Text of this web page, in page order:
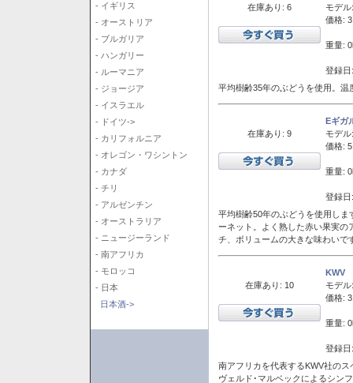
- イギリス
- オーストリア
- ブルガリア
- ハンガリー
- ルーマニア
- ジョージア
- イスラエル
- ドイツ->
- カリフォルニア
- オレゴン・ワシントン
- カナダ
- チリ
- アルゼンチン
- オーストラリア
- ニュージーランド
- 南アフリカ
- モロッコ
- 日本
日本酒->
在庫あり: 6
モデル:
価格:
重量:
登録
平均樹齢35年のぶどうを使用。
在庫あり: 9
Eギガ
モデル:
価格:
重量:
登録
平均樹齢50年のぶどうを使用し
ーネット。よく熟した赤い果実
チ、ボリュームの大きな味わいで
在庫あり: 10
KWV
モデル:
価格:
重量:
登録
南アフリカを代表するKWV社の
ヴェルド･マルベックによるシン